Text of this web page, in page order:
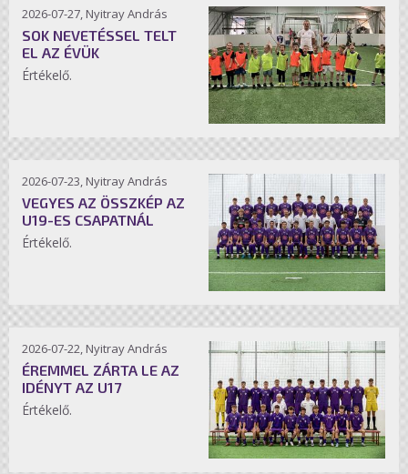
2026-07-27, Nyitray András
SOK NEVETÉSSEL TELT
EL AZ ÉVÜK
Értékelő.
2026-07-23, Nyitray András
VEGYES AZ ÖSSZKÉP AZ
U19-ES CSAPATNÁL
Értékelő.
2026-07-22, Nyitray András
ÉREMMEL ZÁRTA LE AZ
IDÉNYT AZ U17
Értékelő.